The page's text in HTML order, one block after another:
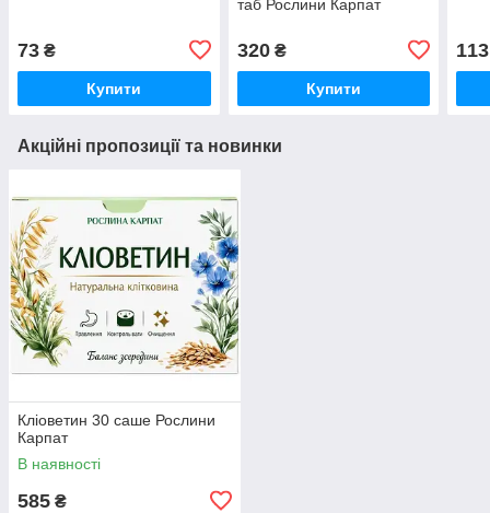
73 ₴
Купити
таб Рослини Карпат
320₴
Купити
113
Акційні пропозиції та новинки
Кліоветин 30 саше Рослини
Карпат
В наявності
585 ₴